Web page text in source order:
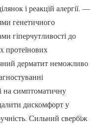
і реакцій алергії. —
генетичного
гіперчутливості до
протеїнових
дерматит неможливо
на симптоматичну
дискомфорт у
Сильний свербіж